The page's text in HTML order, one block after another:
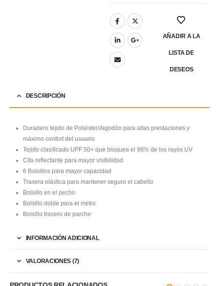
AÑADIR A LA
LISTA DE
DESEOS
DESCRIPCIÓN
Duradero tejido de Poliéster/Algodón para altas prestaciones y
máximo confort del usuario
Tejido clasificado UPF 50+ que bloquea el 98% de los rayos UV
Cita reflectante para mayor visibilidad
6 Bolsillos para mayor capacidad
Trasera elástica para mantener seguro el cabello
Bolsillo en el pecho
Bolsillo doble para el metro
Bolsillo trasero de parche
INFORMACIÓN ADICIONAL
VALORACIONES (7)